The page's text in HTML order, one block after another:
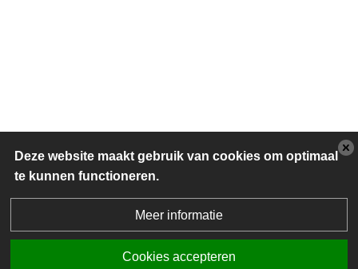
Deze website maakt gebruik van cookies om optimaal
te kunnen functioneren.
Meer informatie
Cookies accepteren